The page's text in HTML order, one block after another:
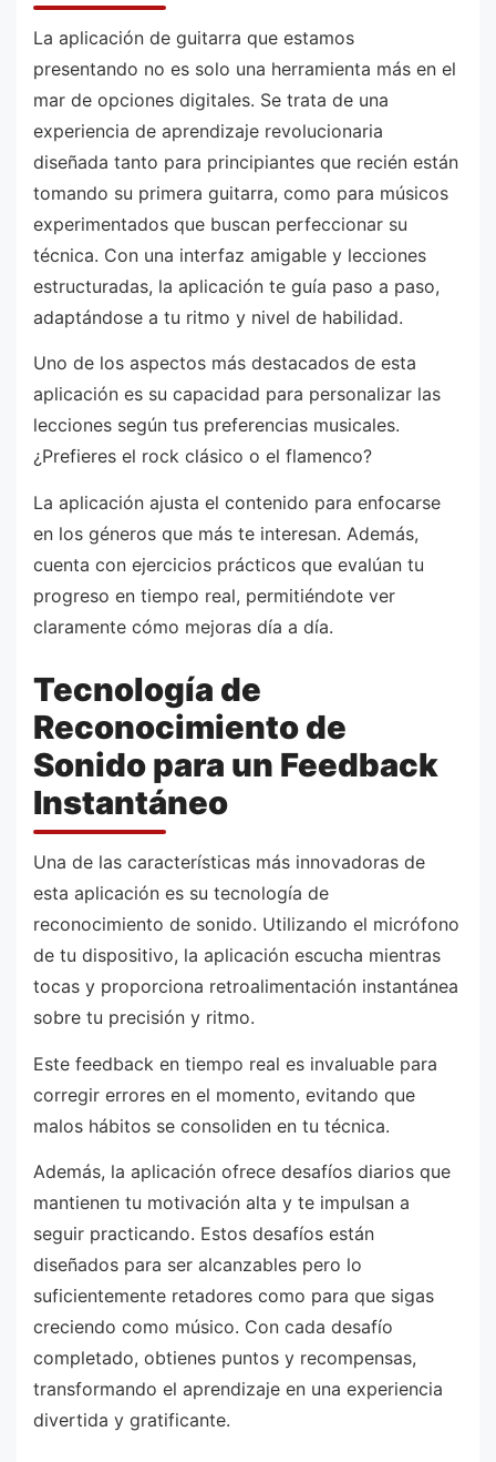
La aplicación de guitarra que estamos
presentando no es solo una herramienta más en el
mar de opciones digitales. Se trata de una
experiencia de aprendizaje revolucionaria
diseñada tanto para principiantes que recién están
tomando su primera guitarra, como para músicos
experimentados que buscan perfeccionar su
técnica. Con una interfaz amigable y lecciones
estructuradas, la aplicación te guía paso a paso,
adaptándose a tu ritmo y nivel de habilidad.
Uno de los aspectos más destacados de esta
aplicación es su capacidad para personalizar las
lecciones según tus preferencias musicales.
¿Prefieres el rock clásico o el flamenco?
La aplicación ajusta el contenido para enfocarse
en los géneros que más te interesan. Además,
cuenta con ejercicios prácticos que evalúan tu
progreso en tiempo real, permitiéndote ver
claramente cómo mejoras día a día.
Tecnología de
Reconocimiento de
Sonido para un Feedback
Instantáneo
Una de las características más innovadoras de
esta aplicación es su tecnología de
reconocimiento de sonido. Utilizando el micrófono
de tu dispositivo, la aplicación escucha mientras
tocas y proporciona retroalimentación instantánea
sobre tu precisión y ritmo.
Este feedback en tiempo real es invaluable para
corregir errores en el momento, evitando que
malos hábitos se consoliden en tu técnica.
Además, la aplicación ofrece desafíos diarios que
mantienen tu motivación alta y te impulsan a
seguir practicando. Estos desafíos están
diseñados para ser alcanzables pero lo
suficientemente retadores como para que sigas
creciendo como músico. Con cada desafío
completado, obtienes puntos y recompensas,
transformando el aprendizaje en una experiencia
divertida y gratificante.